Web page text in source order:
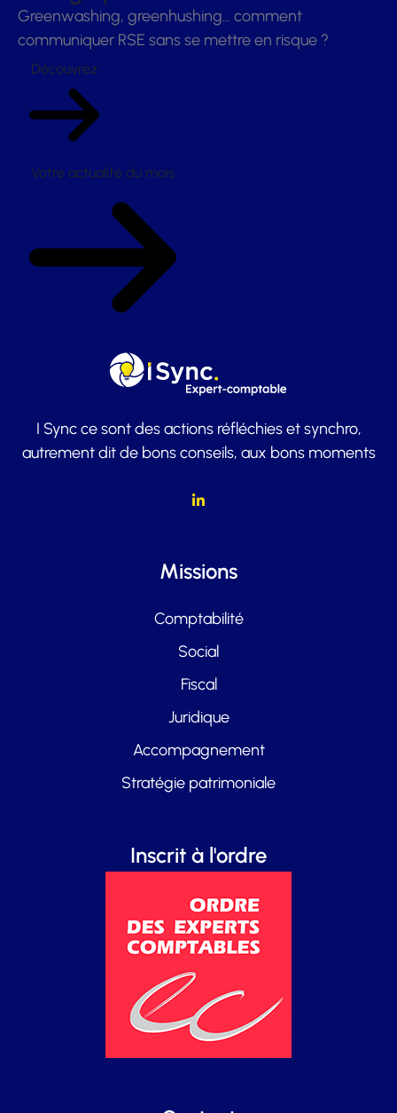
Greenwashing, greenhushing… comment
communiquer RSE sans se mettre en risque ?
Découvrez
Votre actualité du mois
I Sync ce sont des actions réfléchies et synchro,
autrement dit de bons conseils, aux bons moments
Missions
Comptabilité
Social
Fiscal
Juridique
Accompagnement
Stratégie patrimoniale
Inscrit à l'ordre